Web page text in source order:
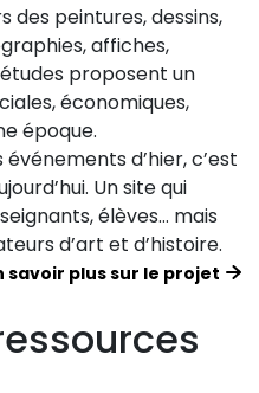
des peintures, dessins,
affiches,
proposent un
économiques,
époque.
d’hier, c’est
Un site qui
élèves… mais
d’art et d’histoire.
savoir plus sur le projet